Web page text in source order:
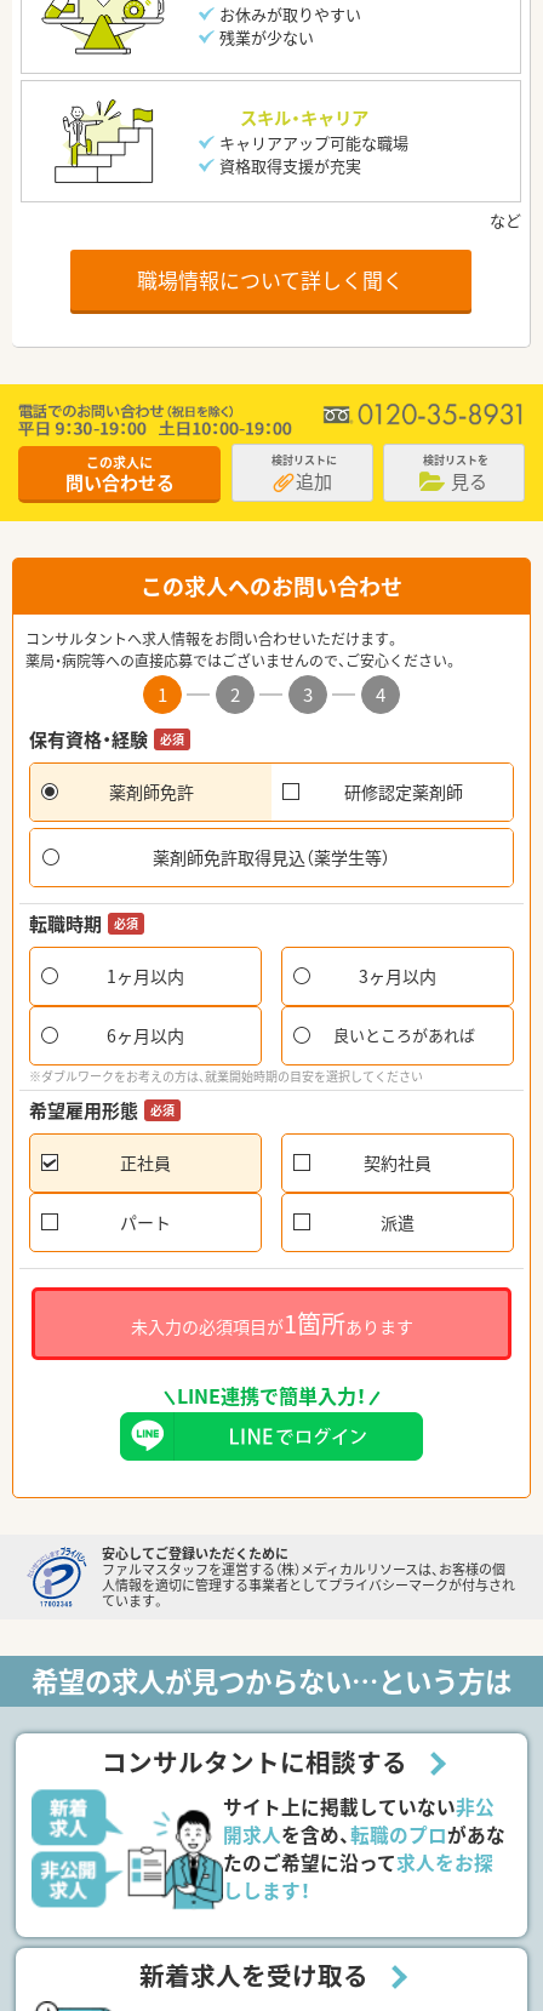
お休みが取りやすい
残業が少ない
スキル・キャリア
キャリアアップ可能な職場
資格取得支援が充実
職場情報について詳しく聞く
この求人に
問い合わせる
検討リストに
追加
検討リストを
見る
この求人へのお問い合わせ
コンサルタントへ求人情報をお問い合わせいただけます。
薬局・病院等への直接応募ではございませんので、ご安心ください。
1 2 3
4
保有資格・経験
必須
薬剤師免許 研修認定薬剤師
薬剤師免許取得見込（薬学生等）
転職時期 必須
1ヶ月以内 3ヶ月以内
6ヶ月以内 良いところがあれば
※ダブルワークをお考えの方は、就業開始時期の目安を選択してください
希望雇用形態 必須
正社員 契約社員
パート 派遣
未入力の必須項目が1箇所あります
LINE連携で簡単入力！
安心してご登録いただくために
ファルマスタッフを運営する（株）メディカルリソースは、お客様の個
人情報を適切に管理する事業者としてプライバシーマークが付与され
ています。
希望の求人が見つからない…という方は
コンサルタントに相談する
サイト上に掲載していない非公
開求人を含め、転職のプロがあな
たのご希望に沿って求人をお探
しします！
新着求人を受け取る